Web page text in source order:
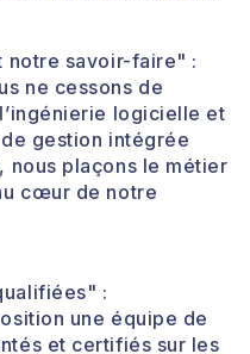
notre savoir-faire" :
ne cessons de
logicielle et
gestion intégrée
nous plaçons le métier
cœur de notre
:
une équipe de
et certifiés sur les